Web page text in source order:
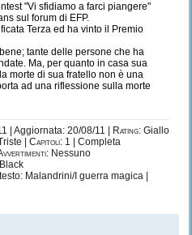
"Vi sfidiamo a farci piangere"
sul forum di EFP.
Terza ed ha vinto il Premio
tante delle persone che ha
Ma, per quanto in casa sua
morte di sua fratello non è una
ad una riflessione sulla morte
| Aggiornata: 20/08/11 | Rating: Giallo
| Capitoli: 1 | Completa
Nessuno
Malandrini/I guerra magica |